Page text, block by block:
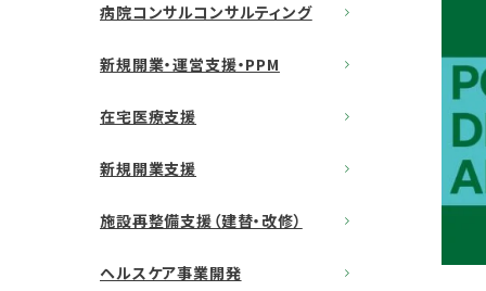
病院コンサルコンサルティング
新規開業・運営支援・PPM
在宅医療支援
新規開業支援
施設再整備支援（建替・改修）
ヘルスケア事業開発